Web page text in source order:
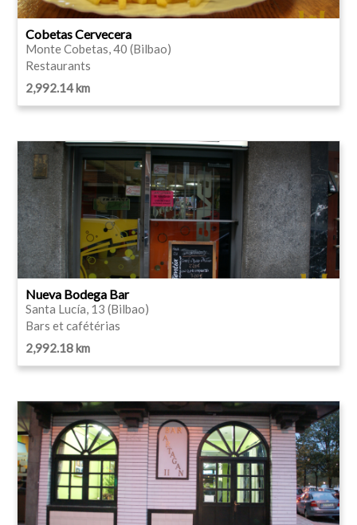
Cobetas Cervecera
Monte Cobetas, 40 (Bilbao)
Restaurants
2,992.14 km
Nueva Bodega Bar
Santa Lucía, 13 (Bilbao)
Bars et cafétérias
2,992.18 km